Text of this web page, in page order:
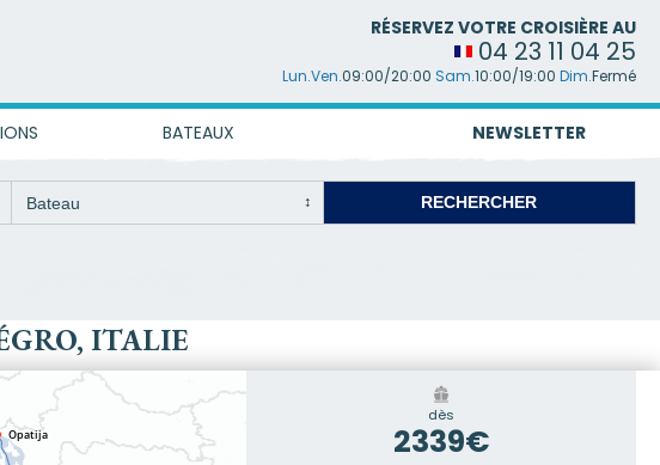
RÉSERVEZ VOTRE CROISIÈRE AU
04 23 11 04 25
Lun.Ven.09:00/20:00 Sam.10:00/19:00 Dim.Fermé
BATEAUX NEWSLETTER
ITALIE
dès
2339€